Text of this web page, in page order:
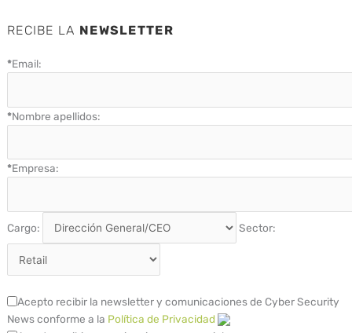
RECIBE LA NEWSLETTER
*Email:
*Nombre apellidos:
*Empresa:
Cargo: Sector:
Acepto recibir la newsletter y comunicaciones de Cyber Security
News conforme a la Política de Privacidad